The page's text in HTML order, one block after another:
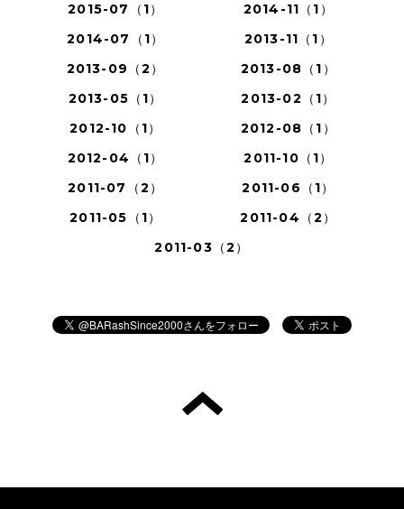
2015-07（1）
2014-11（1）
2014-07（1）
2013-11（1）
2013-09（2）
2013-08（1）
2013-05（1）
2013-02（1）
2012-10（1）
2012-08（1）
2012-04（1）
2011-10（1）
2011-07（2）
2011-06（1）
2011-05（1）
2011-04（2）
2011-03（2）